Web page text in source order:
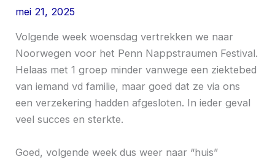
mei 21, 2025
Volgende week woensdag vertrekken we naar
Noorwegen voor het Penn Nappstraumen Festival.
Helaas met 1 groep minder vanwege een ziektebed
van iemand vd familie, maar goed dat ze via ons
een verzekering hadden afgesloten. In ieder geval
veel succes en sterkte.
Goed, volgende week dus weer naar “huis”